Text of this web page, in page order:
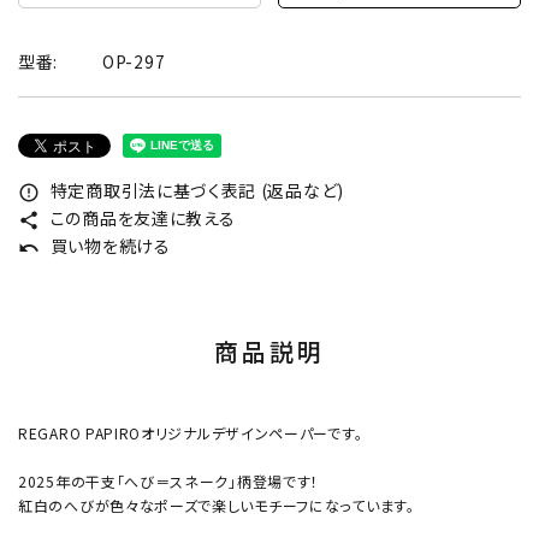
型番: OP-297
error_outline 特定商取引法に基づく表記 (返品など)
share この商品を友達に教える
undo 買い物を続ける
商品説明
REGARO PAPIROオリジナルデザインペーパーです。
2025年の干支「へび＝スネーク」柄登場です！
紅白のへびが色々なポーズで楽しいモチーフになっています。